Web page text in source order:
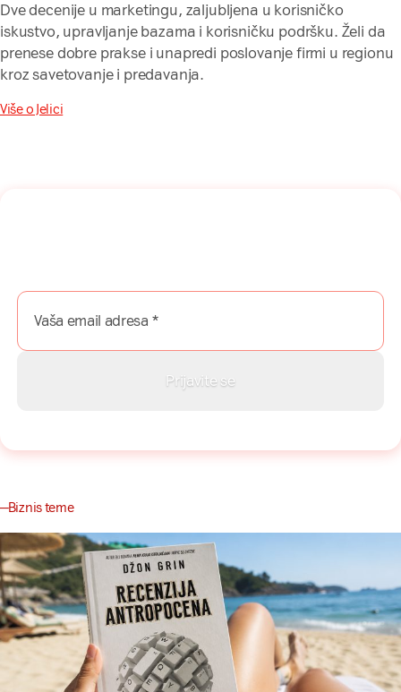
Dve decenije u marketingu, zaljubljena u korisničko
iskustvo, upravljanje bazama i korisničku podršku. Želi da
prenese dobre prakse i unapredi poslovanje firmi u regionu
kroz savetovanje i predavanja.
Više o Jelici
Biznis teme